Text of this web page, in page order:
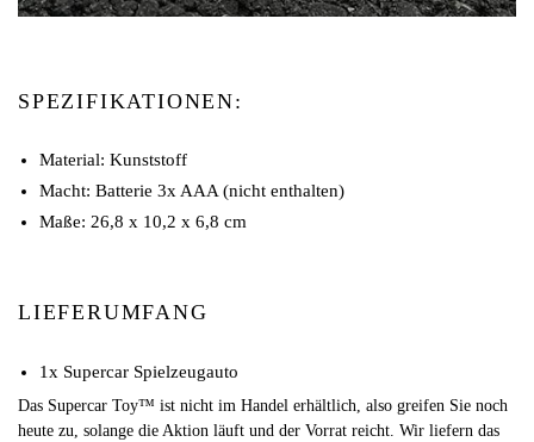
SPEZIFIKATIONEN:
Material: Kunststoff
Macht: Batterie 3x AAA (nicht enthalten)
Maße: 26,8 x 10,2 x 6,8 cm
LIEFERUMFANG
1x Supercar Spielzeugauto
Das Supercar Toy™ ist nicht im Handel erhältlich, also greifen Sie noch
heute zu, solange die Aktion läuft und der Vorrat reicht. Wir liefern das